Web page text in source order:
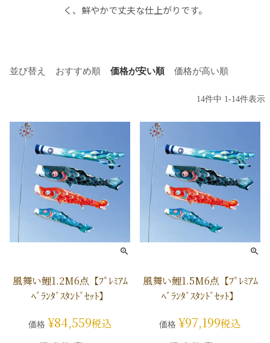
く、鮮やかで丈夫な仕上がりです。
並び替え おすすめ順 価格が安い順 価格が高い順
14件中 1-14件表示
風舞い鯉1.2M6点【ﾌﾟﾚﾐｱﾑ
ﾍﾞﾗﾝﾀﾞｽﾀﾝﾄﾞｾｯﾄ】
価格 ¥84,559税込
風舞い鯉1.5M6点【ﾌﾟﾚﾐｱﾑ
ﾍﾞﾗﾝﾀﾞｽﾀﾝﾄﾞｾｯﾄ】
価格 ¥97,199税込